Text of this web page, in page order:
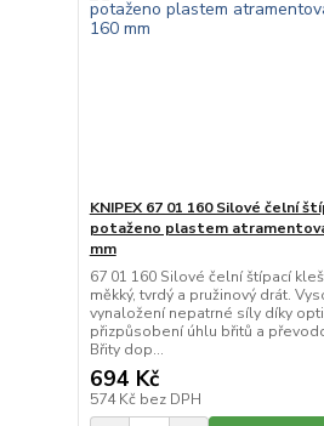
KNIPEX 67 01 160 Silové čelní
potaženo plastem
mm
67 01 160 Silové čelní štípací
měkký, tvrdý a pružinový drát.
vynaložení nepatrné síly díky
přizpůsobení úhlu břitů a
Břity dop...
694 Kč
574 Kč bez DPH